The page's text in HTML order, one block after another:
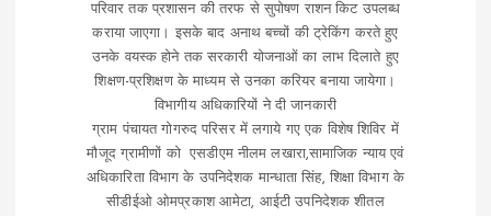
परिवार तक प्रशासन की तरफ से सुपोषण राशन किट उपलब्ध
कराया जाएगा। इसके बाद अनाथ बच्चों की ट्रेकिंग करते हुए
उनके वयस्क होने तक सरकारी योजनाओं का लाभ दिलाते हुए
शिक्षण-प्रशिक्षण के माध्यम से उनका करियर बनाया जायेगा।
विभागीय अधिकारियों ने दी जानकारी
ग्राम पंचायत गोगरुद परिसर में लगाये गए एक विशेष शिविर में
मौजूद ग्रामीणों को एसडीएम नीलम लखारा,सामाजिक न्याय एवं
अधिकारिता विभाग के उपनिदेशक मान्धाता सिंह, शिक्षा विभाग के
सीडीईओ ओमप्रकाश आमेटा, आईटी उपनिदेशक शीतल